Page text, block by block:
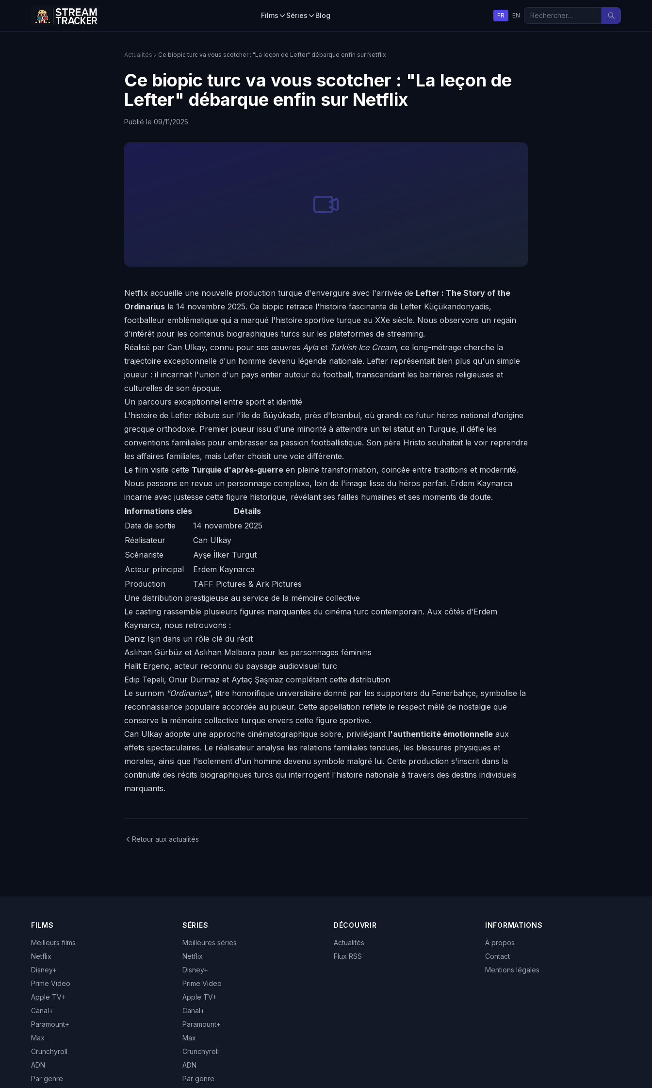
Films Séries Blog FR EN
Actualités Ce biopic turc va vous scotcher : "La leçon de Lefter" débarque enfin sur Netflix
Ce biopic turc va vous scotcher : "La leçon de
Lefter" débarque enfin sur Netflix
Publié le 09/11/2025
Netflix accueille une nouvelle production turque d'envergure avec l'arrivée de Lefter : The Story of the
Ordinarius le 14 novembre 2025. Ce biopic retrace l'histoire fascinante de Lefter Küçükandonyadis,
footballeur emblématique qui a marqué l'histoire sportive turque au XXe siècle. Nous observons un regain
d'intérêt pour les contenus biographiques turcs sur les plateformes de streaming.
Réalisé par Can Ulkay, connu pour ses œuvres Aylaet Turkish Ice Cream, ce long-métrage cherche la
trajectoire exceptionnelle d'un homme devenu légende nationale. Lefter représentait bien plus qu'un simple
joueur : il incarnait l'union d'un pays entier autour du football, transcendant les barrières religieuses et
culturelles de son époque.
Un parcours exceptionnel entre sport et identité
L'histoire de Lefter débute sur l'île de Büyükada, près d'Istanbul, où grandit ce futur héros national d'origine
grecque orthodoxe. Premier joueur issu d'une minorité à atteindre un tel statut en Turquie, il défie les
conventions familiales pour embrasser sa passion footballistique. Son père Hristo souhaitait le voir reprendre
les affaires familiales, mais Lefter choisit une voie différente.
Le film visite cette Turquie d'après-guerre en pleine transformation, coincée entre traditions et modernité.
Nous passons en revue un personnage complexe, loin de l'image lisse du héros parfait. Erdem Kaynarca
incarne avec justesse cette figure historique, révélant ses failles humaines et ses moments de doute.
Informations clés
Détails
Date de sortie
14 novembre 2025
Réalisateur
Can Ulkay
Scénariste
Ayşe İlker Turgut
Acteur principal
Erdem Kaynarca
Production
TAFF Pictures & Ark Pictures
Une distribution prestigieuse au service de la mémoire collective
Le casting rassemble plusieurs figures marquantes du cinéma turc contemporain. Aux côtés d'Erdem
Kaynarca, nous retrouvons :
Deniz Işın dans un rôle clé du récit
Aslıhan Gürbüz et Aslıhan Malbora pour les personnages féminins
Halit Ergenç, acteur reconnu du paysage audiovisuel turc
Edip Tepeli, Onur Durmaz et Aytaç Şaşmaz complétant cette distribution
Le surnom "Ordinarius", titre honorifique universitaire donné par les supporters du Fenerbahçe, symbolise la
reconnaissance populaire accordée au joueur. Cette appellation reflète le respect mêlé de nostalgie que
conserve la mémoire collective turque envers cette figure sportive.
Can Ulkay adopte une approche cinématographique sobre, privilégiant l'authenticité émotionnelle aux
effets spectaculaires. Le réalisateur analyse les relations familiales tendues, les blessures physiques et
morales, ainsi que l'isolement d'un homme devenu symbole malgré lui. Cette production s'inscrit dans la
continuité des récits biographiques turcs qui interrogent l'histoire nationale à travers des destins individuels
marquants.
Retour aux actualités
FILMS
Meilleurs films
Netflix
Disney+
Prime Video
Apple TV+
Canal+
Paramount+
Max
Crunchyroll
ADN
Par genre
SÉRIES
Meilleures séries
Netflix
Disney+
Prime Video
Apple TV+
Canal+
Paramount+
Max
Crunchyroll
ADN
Par genre
DÉCOUVRIR
Actualités
Flux RSS
INFORMATIONS
À propos
Contact
Mentions légales